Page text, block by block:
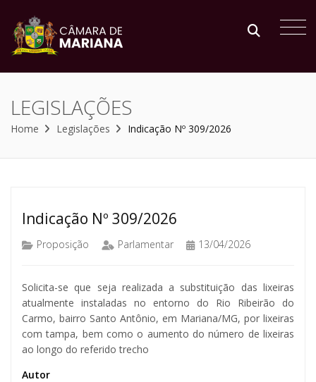
LEGISLAÇÕES
Home Legislações Indicação Nº 309/2026
Indicação Nº 309/2026
Proposição Parlamentar 13/04/2026
Solicita-se que seja realizada a substituição das lixeiras
atualmente instaladas no entorno do Rio Ribeirão do
Carmo, bairro Santo Antônio, em Mariana/MG, por lixeiras
com tampa, bem como o aumento do número de lixeiras
ao longo do referido trecho
Autor